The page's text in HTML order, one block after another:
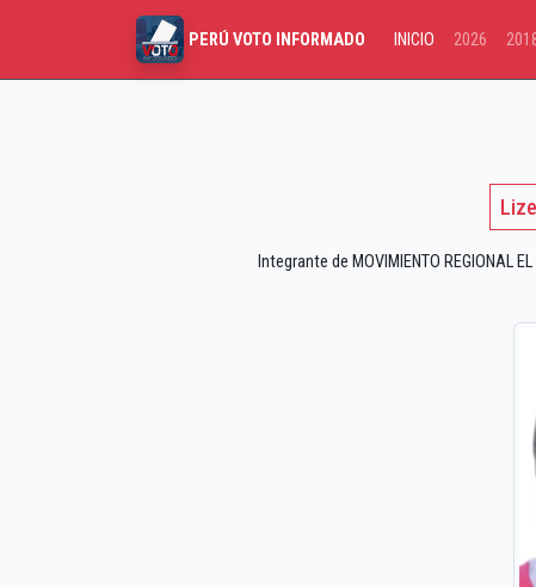
PERÚ VOTO INFORMADO INICIO 2026
Integrante de MOVIMIENTO REGIONAL